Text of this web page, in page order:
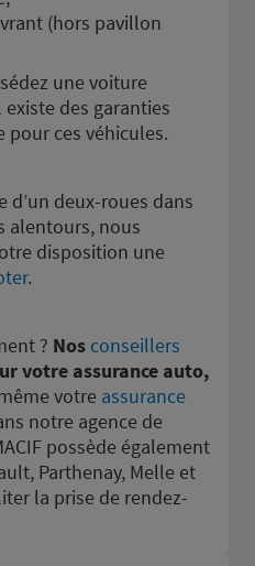
(hors pavillon
une voiture
existe des garanties
pour ces véhicules.
d’un deux-roues dans
alentours, nous
disposition une
.
? Nos conseillers
votre assurance auto,
votre assurance
notre agence de
possède également
Parthenay, Melle et
la prise de rendez-